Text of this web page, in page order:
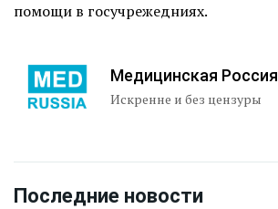
помощи в госучрежедниях.
Медицинская Россия
Искренне и без цензуры
Последние новости